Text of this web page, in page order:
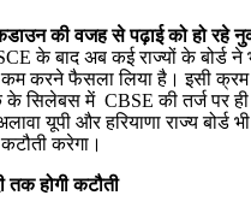
की वजह से पढ़ाई को हो रहे
के बाद अब कई राज्यों के बोर्ड
करने फैसला लिया है। इसी क्रम
के सिलेबस में CBSE की तर्ज पर ही
यूपी और हरियाणा राज्य बोर्ड
करेगा।
तक होगी कटौती